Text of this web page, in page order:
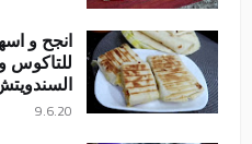
انجح و
للتاكوس
9.6.20